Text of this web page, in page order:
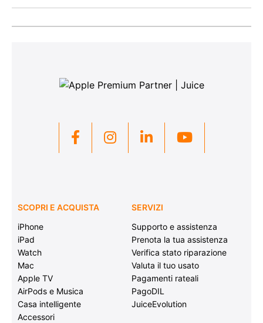
SCOPRI E ACQUISTA
iPhone
iPad
Watch
Mac
Apple TV
AirPods e Musica
Casa intelligente
Accessori
SERVIZI
Supporto e assistenza
Prenota la tua assistenza
Verifica stato riparazione
Valuta il tuo usato
Pagamenti rateali
PagoDIL
JuiceEvolution